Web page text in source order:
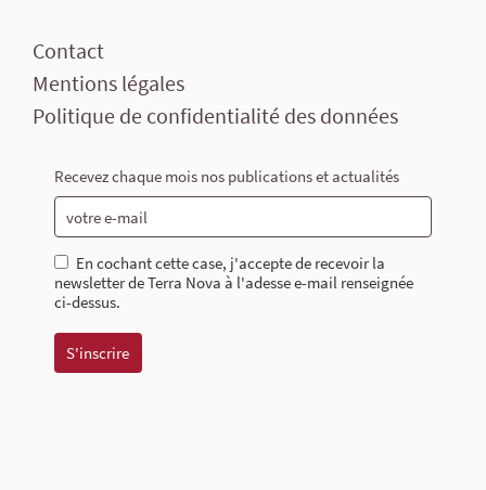
Contact
Mentions légales
Politique de confidentialité des données
Recevez chaque mois nos publications et actualités
En cochant cette case, j'accepte de recevoir la
newsletter de Terra Nova à l'adesse e-mail renseignée
ci-dessus.